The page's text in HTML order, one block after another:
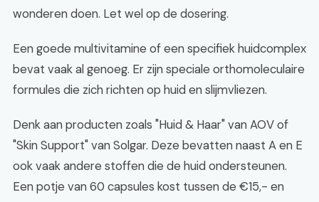
wonderen doen. Let wel op de dosering.
Een goede multivitamine of een specifiek huidcomplex
bevat vaak al genoeg. Er zijn speciale orthomoleculaire
formules die zich richten op huid en slijmvliezen.
Denk aan producten zoals "Huid & Haar" van AOV of
"Skin Support" van Solgar. Deze bevatten naast A en E
ook vaak andere stoffen die de huid ondersteunen.
Een potje van 60 capsules kost tussen de €15,- en